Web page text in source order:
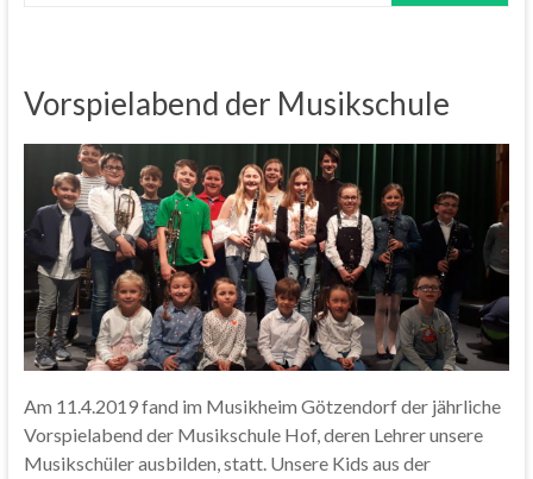
Vorspielabend der Musikschule
Am 11.4.2019 fand im Musikheim Götzendorf der jährliche
Vorspielabend der Musikschule Hof, deren Lehrer unsere
Musikschüler ausbilden, statt. Unsere Kids aus der